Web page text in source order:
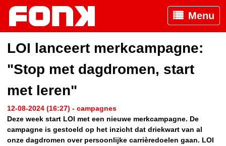
Menu
LOI lanceert merkcampagne:
"Stop met dagdromen, start
met leren"
12-08-2024 (16:27) - campagnes
Deze week start LOI met een nieuwe merkcampagne. De
campagne is gestoeld op het inzicht dat driekwart van al
onze dagdromen over persoonlijke carrièredoelen gaan. LOI